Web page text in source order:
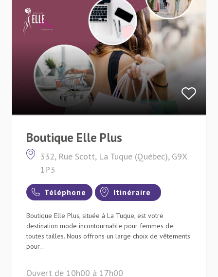
Boutique Elle Plus
332, Rue Scott, La Tuque (Québec), G9X
1P3
Téléphone Itinéraire
Boutique Elle Plus, située à La Tuque, est votre
destination mode incontournable pour femmes de
toutes tailles. Nous offrons un large choix de vêtements
pour...
Ouvert de 10h00 à 17h00